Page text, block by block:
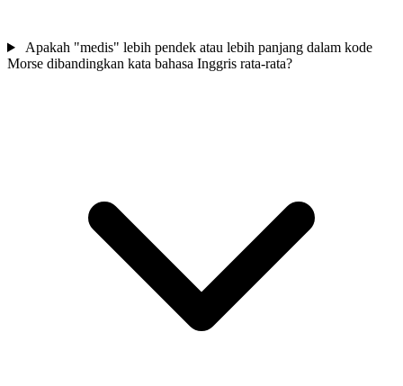
Apakah "medis" lebih pendek atau lebih panjang dalam kode
Morse dibandingkan kata bahasa Inggris rata-rata?